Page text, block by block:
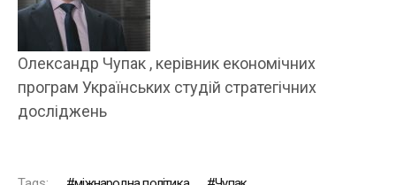
Олександр Чупак , керівник економічних
програм Українських студій стратегічних
досліджень